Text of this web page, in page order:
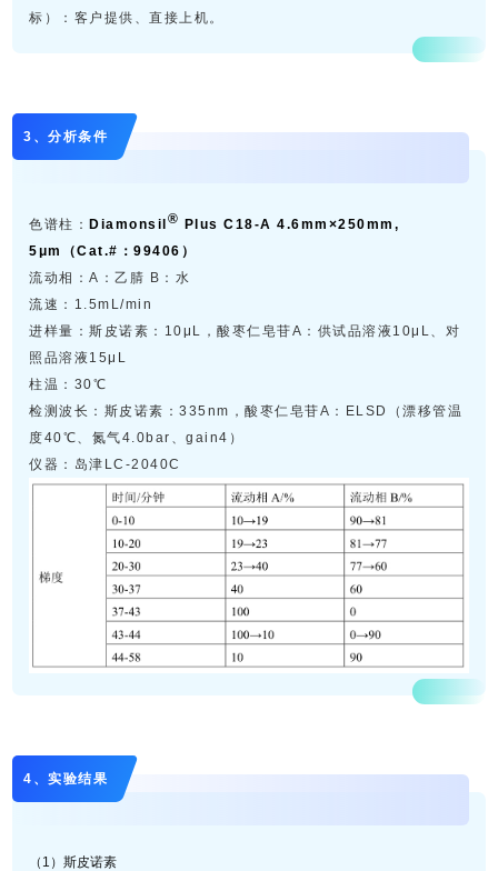
标）：客户提供、直接上机。
3、分析条件
色谱柱： Diamonsil ® Plus C18-A 4.6mm×250mm,
5μm（Cat.#：99406）
流动相：A：乙腈 B：水
流速：1.5mL/min
进样量：斯皮诺素：10μL，酸枣仁皂苷A：供试品溶液10μL、对
照品溶液15μL
柱温：30℃
检测波长： 斯皮诺素：335nm，酸枣仁皂苷A：ELSD（漂移管温
度40℃、氮气4.0bar、gain4）
仪器：岛津LC-2040C
4、实验结果
（1）斯皮诺素